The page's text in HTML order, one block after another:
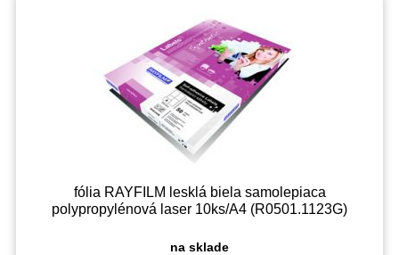
fólia RAYFILM lesklá biela samolepiaca
polypropylénová laser 10ks/A4 (R0501.1123G)
na sklade